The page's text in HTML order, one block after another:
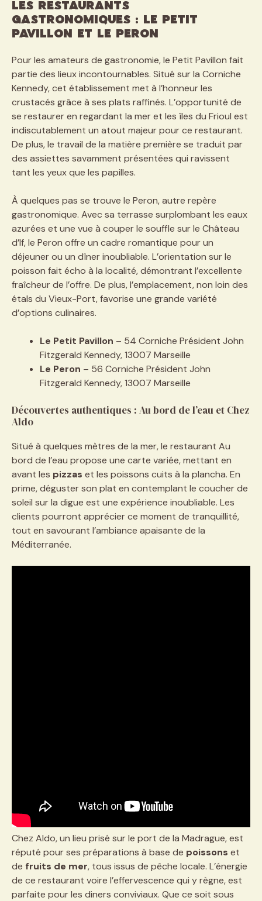
Les restaurants
gastronomiques : Le Petit
Pavillon et Le Peron
Pour les amateurs de gastronomie, le Petit Pavillon fait
partie des lieux incontournables. Situé sur la Corniche
Kennedy, cet établissement met à l’honneur les
crustacés grâce à ses plats raffinés. L’opportunité de
se restaurer en regardant la mer et les îles du Frioul est
indiscutablement un atout majeur pour ce restaurant.
De plus, le travail de la matière première se traduit par
des assiettes savamment présentées qui ravissent
tant les yeux que les papilles.
À quelques pas se trouve le Peron, autre repère
gastronomique. Avec sa terrasse surplombant les eaux
azurées et une vue à couper le souffle sur le Château
d’If, le Peron offre un cadre romantique pour un
déjeuner ou un dîner inoubliable. L’orientation sur le
poisson fait écho à la localité, démontrant l’excellente
fraîcheur de l’offre. De plus, l’emplacement, non loin des
étals du Vieux-Port, favorise une grande variété
d’options culinaires.
Le Petit Pavillon – 54 Corniche Président John
Fitzgerald Kennedy, 13007 Marseille
Le Peron – 56 Corniche Président John
Fitzgerald Kennedy, 13007 Marseille
Découvertes authentiques : Au bord de l’eau et Chez
Aldo
Situé à quelques mètres de la mer, le restaurant Au
bord de l’eau propose une carte variée, mettant en
avant les pizzas et les poissons cuits à la plancha. En
prime, déguster son plat en contemplant le coucher de
soleil sur la digue est une expérience inoubliable. Les
clients pourront apprécier ce moment de tranquillité,
tout en savourant l’ambiance apaisante de la
Méditerranée.
Chez Aldo, un lieu prisé sur le port de la Madrague, est
réputé pour ses préparations à base de poissons et
de fruits de mer, tous issus de pêche locale. L’énergie
de ce restaurant voire l’effervescence qui y règne, est
parfaite pour les diners conviviaux. Que ce soit sous